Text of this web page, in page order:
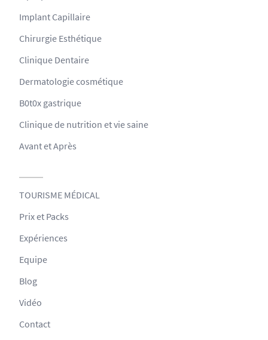
Implant Capillaire
Chirurgie Esthétique
Clinique Dentaire
Dermatologie cosmétique
B0t0x gastrique
Clinique de nutrition et vie saine
Avant et Après
TOURISME MÉDICAL
Prix et Packs
Expériences
Equipe
Blog
Vidéo
Contact